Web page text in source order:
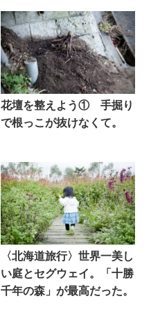
花壇を整えよう① 手掘り
で根っこが抜けなくて。
〈北海道旅行〉世界一美し
い庭とセグウェイ。「十勝
千年の森」が最高だった。